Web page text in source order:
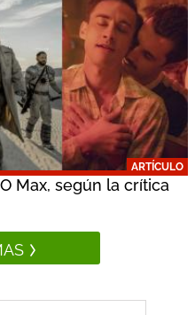
ARTÍCULO
Max, según la crítica